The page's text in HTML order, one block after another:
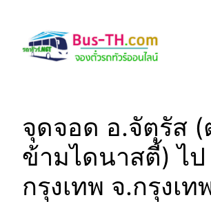
content
จุดจอด อ.จัตุรัส (
ข้ามไดนาสตี้) ไป
กรุงเทพ จ.กรุงเท